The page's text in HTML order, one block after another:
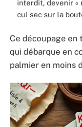
interdit, devenir «
cul sec sur la
Ce découpage
qui débarque en
palmier en moins